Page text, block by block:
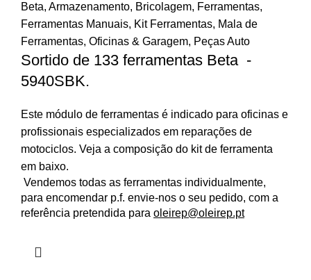
Beta, Armazenamento, Bricolagem, Ferramentas,
Ferramentas Manuais, Kit Ferramentas, Mala de
Ferramentas, Oficinas & Garagem, Peças Auto
Sortido de 133 ferramentas Beta -
5940SBK.
Este módulo de ferramentas é indicado para oficinas e
profissionais especializados em reparações de
motociclos. Veja a composição do kit de ferramenta
em baixo.
Vendemos todas as ferramentas individualmente,
para encomendar p.f. envie-nos o seu pedido, com a
referência pretendida para oleirep@oleirep.pt